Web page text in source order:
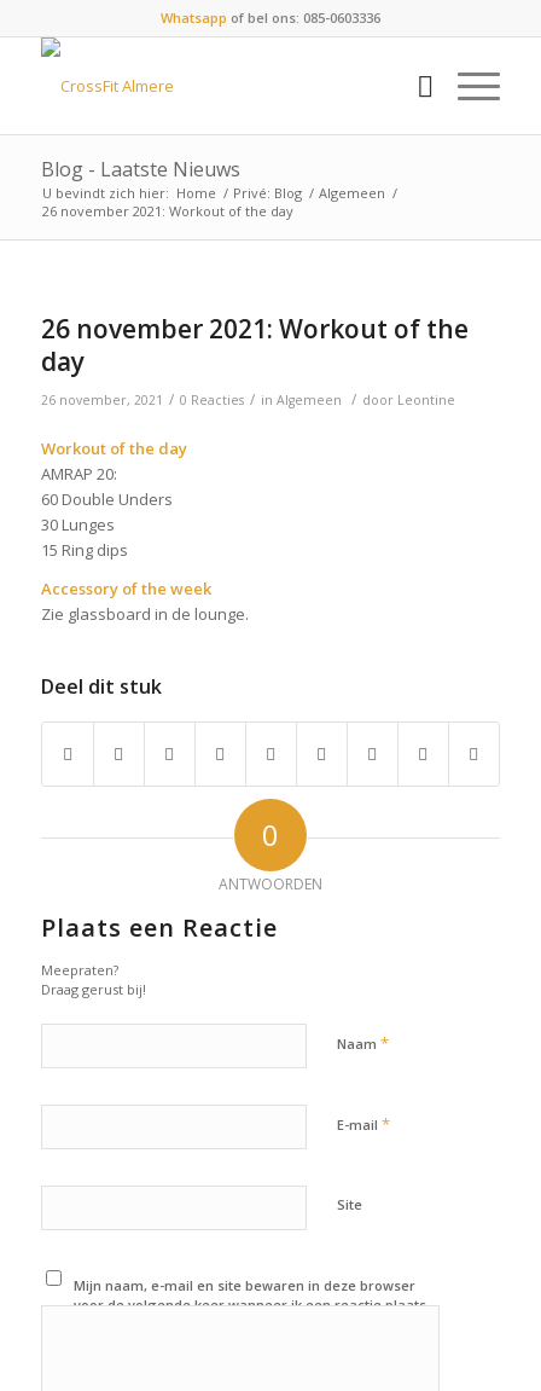
Whatsapp of bel ons: 085-0603336
Blog - Laatste Nieuws
U bevindt zich hier: Home / Privé: Blog / Algemeen /
26 november 2021: Workout of the day
26 november 2021: Workout of the
day
26 november, 2021 / 0 Reacties / in Algemeen / door Leontine
Workout of the day
AMRAP 20:
60 Double Unders
30 Lunges
15 Ring dips
Accessory of the week
Zie glassboard in de lounge.
Deel dit stuk
0
ANTWOORDEN
Plaats een Reactie
Meepraten?
Draag gerust bij!
Naam *
E-mail *
Site
Mijn naam, e-mail en site bewaren in deze browser
voor de volgende keer wanneer ik een reactie plaats.